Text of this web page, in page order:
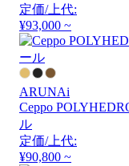
定価/上代:
¥93,000 ~
ARUNAi
Ceppo
ル
定価/上代:
¥90,800 ~